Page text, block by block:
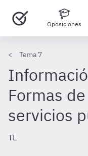
Oposiciones
Tema 7
Formas
servicios
TL